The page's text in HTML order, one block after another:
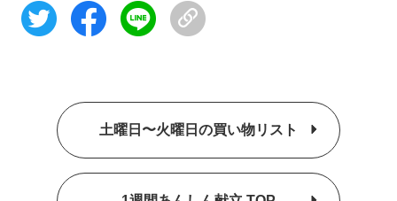
土曜日〜火曜日の買い物リスト